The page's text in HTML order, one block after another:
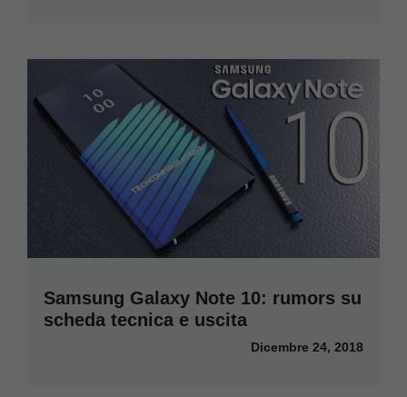
Samsung Galaxy Note 10: rumors su
scheda tecnica e uscita
Dicembre 24, 2018